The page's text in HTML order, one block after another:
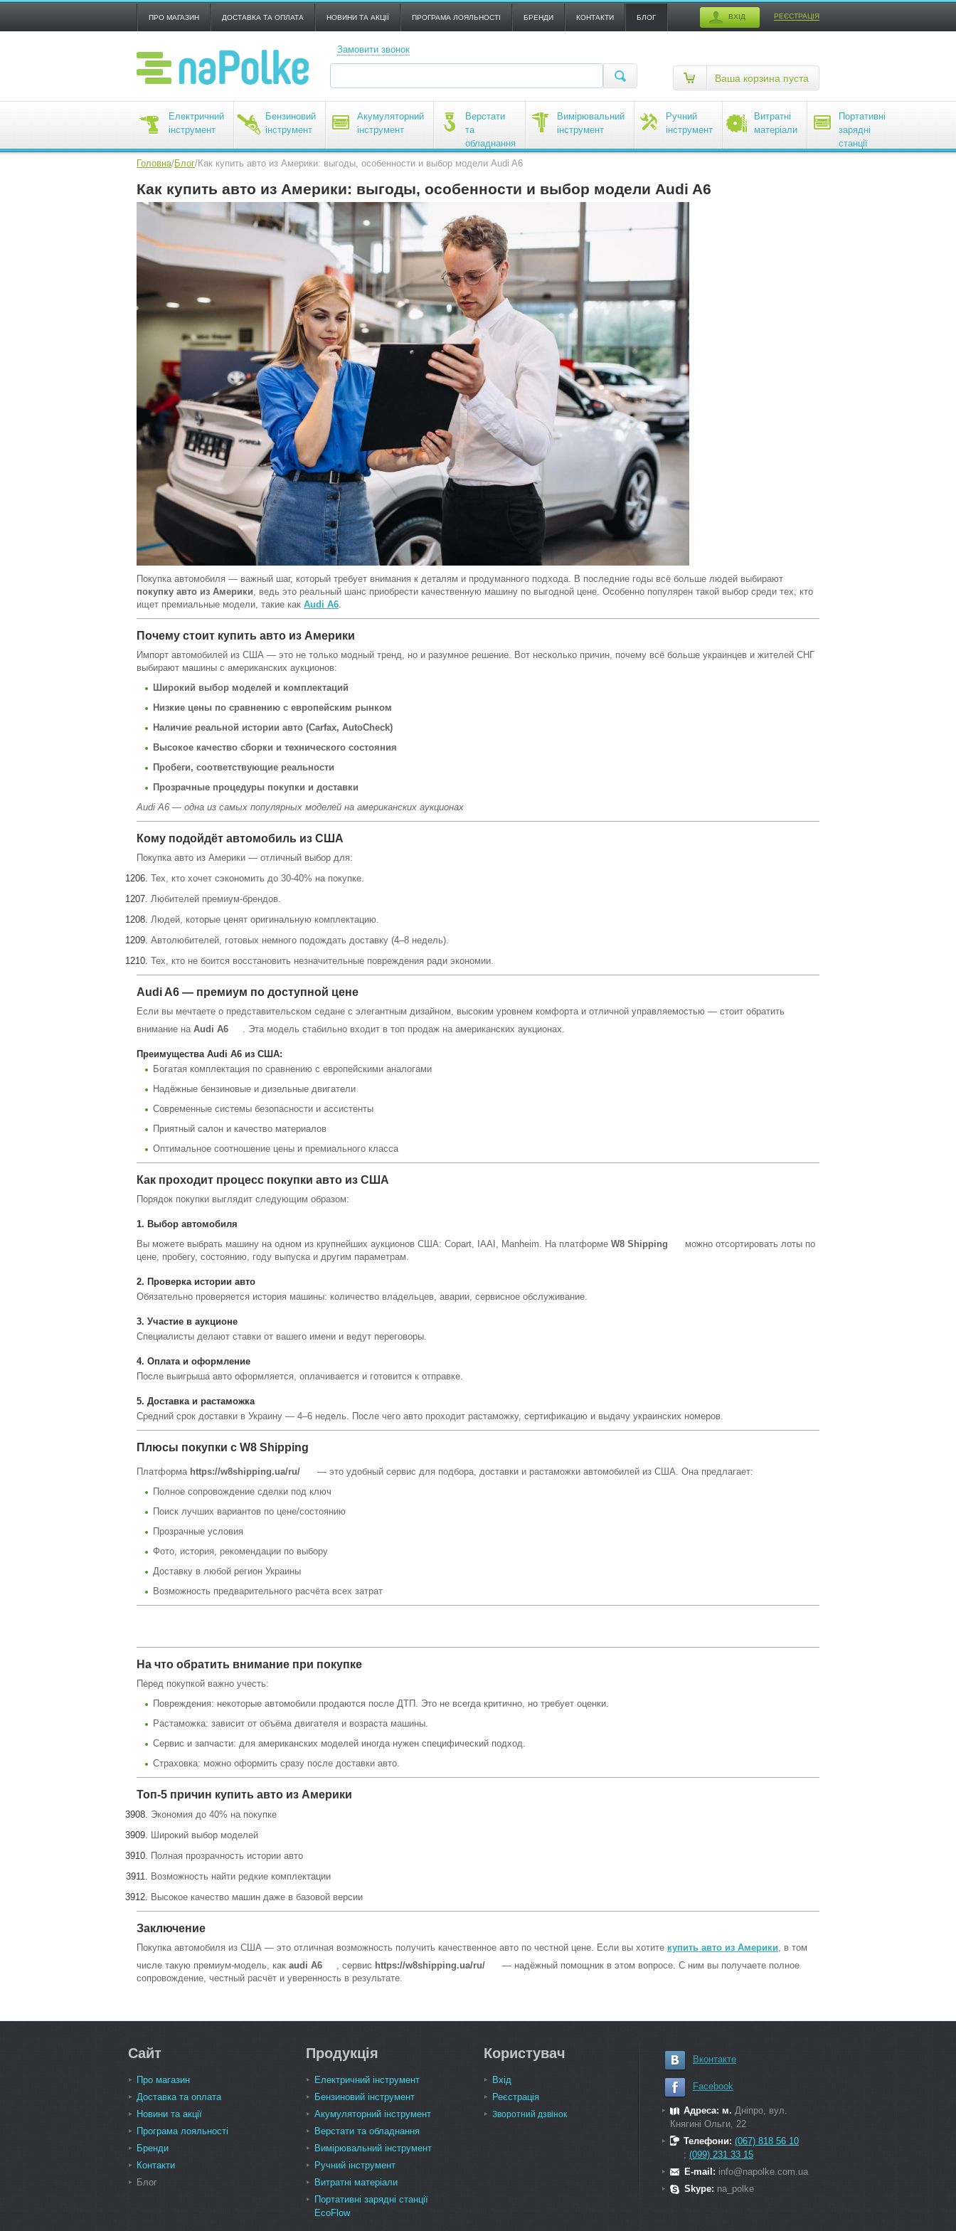
ПРО МАГАЗИН ДОСТАВКА ТА ОПЛАТА НОВИНИ ТА АКЦІЇ ПРОГРАМА ЛОЯЛЬНОСТІ БРЕНДИ КОНТАКТИ БЛОГ ВХІД РЕЄСТРАЦІЯ
Замовити звонок
Ваша корзина пуста
Електричний
інструмент
Бензиновий
інструмент
Акумуляторний
інструмент
Верстати
та
обладнання
Вимірювальний
інструмент
Ручний
інструмент
Витратні
матеріали
Портативні
зарядні
станції
EcoFlow
Головна/Блог/Как купить авто из Америки: выгоды, особенности и выбор модели Audi A6
Как купить авто из Америки: выгоды, особенности и выбор модели Audi A6
Покупка автомобиля — важный шаг, который требует внимания к деталям и продуманного подхода. В последние годы всё больше людей выбирают
покупку авто из Америки, ведь это реальный шанс приобрести качественную машину по выгодной цене. Особенно популярен такой выбор среди тех, кто
ищет премиальные модели, такие как Audi A6.
Почему стоит купить авто из Америки
Импорт автомобилей из США — это не только модный тренд, но и разумное решение. Вот несколько причин, почему всё больше украинцев и жителей СНГ
выбирают машины с американских аукционов:
Широкий выбор моделей и комплектаций
Низкие цены по сравнению с европейским рынком
Наличие реальной истории авто (Carfax, AutoCheck)
Высокое качество сборки и технического состояния
Пробеги, соответствующие реальности
Прозрачные процедуры покупки и доставки
Audi A6 — одна из самых популярных моделей на американских аукционах
Кому подойдёт автомобиль из США
Покупка авто из Америки — отличный выбор для:
Тех, кто хочет сэкономить до 30-40% на покупке.
Любителей премиум-брендов.
Людей, которые ценят оригинальную комплектацию.
Автолюбителей, готовых немного подождать доставку (4–8 недель).
Тех, кто не боится восстановить незначительные повреждения ради экономии.
Audi A6 — премиум по доступной цене
Если вы мечтаете о представительском седане с элегантным дизайном, высоким уровнем комфорта и отличной управляемостью — стоит обратить
внимание на Audi A6 . Эта модель стабильно входит в топ продаж на американских аукционах.
Преимущества Audi A6 из США:
Богатая комплектация по сравнению с европейскими аналогами
Надёжные бензиновые и дизельные двигатели
Современные системы безопасности и ассистенты
Приятный салон и качество материалов
Оптимальное соотношение цены и премиального класса
Как проходит процесс покупки авто из США
Порядок покупки выглядит следующим образом:
1. Выбор автомобиля
Вы можете выбрать машину на одном из крупнейших аукционов США: Copart, IAAI, Manheim. На платформе W8 Shipping
можно отсортировать лоты по
цене, пробегу, состоянию, году выпуска и другим параметрам.
2. Проверка истории авто
Обязательно проверяется история машины: количество владельцев, аварии, сервисное обслуживание.
3. Участие в аукционе
Специалисты делают ставки от вашего имени и ведут переговоры.
4. Оплата и оформление
После выигрыша авто оформляется, оплачивается и готовится к отправке.
5. Доставка и растаможка
Средний срок доставки в Украину — 4–6 недель. После чего авто проходит растаможку, сертификацию и выдачу украинских номеров.
Плюсы покупки с W8 Shipping
Платформа https://w8shipping.ua/ru/
— это удобный сервис для подбора, доставки и растаможки автомобилей из США. Она предлагает:
Полное сопровождение сделки под ключ
Поиск лучших вариантов по цене/состоянию
Прозрачные условия
Фото, история, рекомендации по выбору
Доставку в любой регион Украины
Возможность предварительного расчёта всех затрат
На что обратить внимание при покупке
Перед покупкой важно учесть:
Повреждения: некоторые автомобили продаются после ДТП. Это не всегда критично, но требует оценки.
Растаможка: зависит от объёма двигателя и возраста машины.
Сервис и запчасти: для американских моделей иногда нужен специфический подход.
Страховка: можно оформить сразу после доставки авто.
Топ-5 причин купить авто из Америки
Экономия до 40% на покупке
Широкий выбор моделей
Полная прозрачность истории авто
Возможность найти редкие комплектации
Высокое качество машин даже в базовой версии
Заключение
Покупка автомобиля из США — это отличная возможность получить качественное авто по честной цене. Если вы хотите купить авто из Америки, в том
числе такую премиум-модель, как audi A6 , сервис https://w8shipping.ua/ru/
— надёжный помощник в этом вопросе. С ним вы получаете полное
сопровождение, честный расчёт и уверенность в результате.
Сайт
Про магазин
Доставка та оплата
Новини та акції
Програма лояльності
Бренди
Контакти
Блог
Продукція
Електричний інструмент
Бензиновий інструмент
Акумуляторний інструмент
Верстати та обладнання
Вимірювальний інструмент
Ручний інструмент
Витратні матеріали
Портативні зарядні станції
EcoFlow
Користувач
Вхід
Реєстрація
Зворотний дзвінок
Вконтакте
Facebook
Адреса: м. Дніпро, вул.
Княгині Ольги, 22
Телефони: (067) 818 56 10
; (099) 231 33 15
E-mail: info@napolke.com.ua
Skype: na_polke